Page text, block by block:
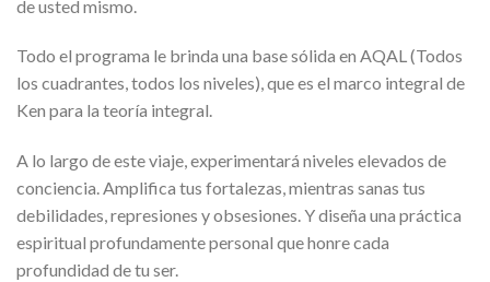
de usted mismo.
Todo el programa le brinda una base sólida en AQAL (Todos
los cuadrantes, todos los niveles), que es el marco integral de
Ken para la teoría integral.
A lo largo de este viaje, experimentará niveles elevados de
conciencia. Amplifica tus fortalezas, mientras sanas tus
debilidades, represiones y obsesiones. Y diseña una práctica
espiritual profundamente personal que honre cada
profundidad de tu ser.